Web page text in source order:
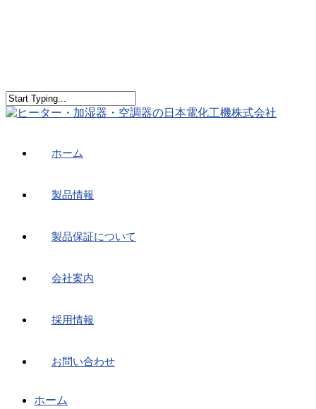
ホーム
製品情報
製品保証について
会社案内
採用情報
お問い合わせ
ホーム